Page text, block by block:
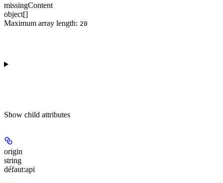
missingContent
object[]
Maximum array length: 20
Show child attributes
origin
string
défaut:api